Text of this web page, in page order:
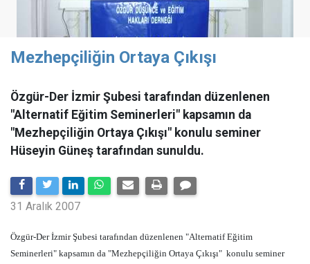
Mezhepçiliğin Ortaya Çıkışı
Özgür-Der İzmir Şubesi tarafından düzenlenen
"Alternatif Eğitim Seminerleri" kapsamın da
"Mezhepçiliğin Ortaya Çıkışı" konulu seminer
Hüseyin Güneş tarafından sunuldu.
31 Aralık 2007
Özgür-Der İzmir Şubesi tarafından düzenlenen "Alternatif Eğitim
Seminerleri" kapsamın da "Mezhepçiliğin Ortaya Çıkışı" konulu seminer